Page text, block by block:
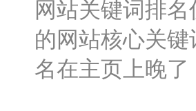
网站关键词排
的网站核心关
名在主页上晚